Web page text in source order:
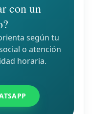
con un
según tu
o atención
horaria.